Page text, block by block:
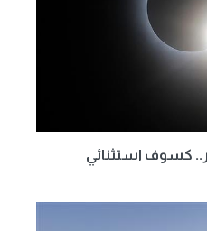
كسوف استثنائي